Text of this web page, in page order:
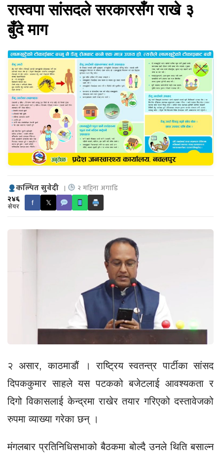
रास्वपा सांसदले सरकारसँग राखे ३
बुँदे माग
कल्पित सुवेदी | २ महिना अगाडि
२४६
सेयर
f 𝕏
२ असार, काठमाडौं । राष्ट्रिय स्वतन्त्र पार्टीका सांसद
दिपककुमार साहले यस पटकको बजेटलाई आवश्यकता र
दिगो विकासलाई केन्द्रमा राखेर तयार गरिएको दस्तावेजको
रुपमा व्याख्या गरेका छन् ।
मंगलबार प्रतिनिधिसभाको बैठकमा बोल्दै उनले थिति बसाल्न